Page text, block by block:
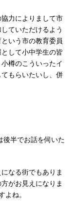
力によりまして市
ていただけるよう
いう市の教育委員
して小中学生の皆
樽のこういったイ
もらいたいし、併
半でお話を伺いた
なる街でもありま
がお見えになりま
ね。